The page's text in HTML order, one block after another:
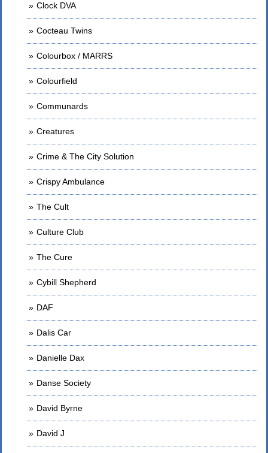
Clock DVA
Cocteau Twins
Colourbox / MARRS
Colourfield
Communards
Creatures
Crime & The City Solution
Crispy Ambulance
The Cult
Culture Club
The Cure
Cybill Shepherd
DAF
Dalis Car
Danielle Dax
Danse Society
David Byrne
David J